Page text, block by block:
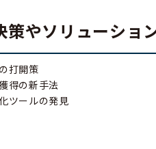
策やソリューショ
打開策
得の新手法
ツールの発見